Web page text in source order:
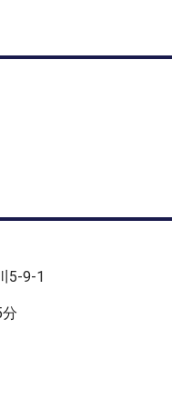
ため、タイミングによ
が決定できるのが30分前
か、中止の場合精細情
らせしますので直接コー
願いします
5‐9‐1